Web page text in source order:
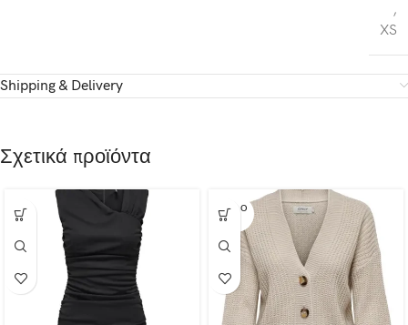
,
XS
Shipping & Delivery
Σχετικά προϊόντα
SOLD O
UT